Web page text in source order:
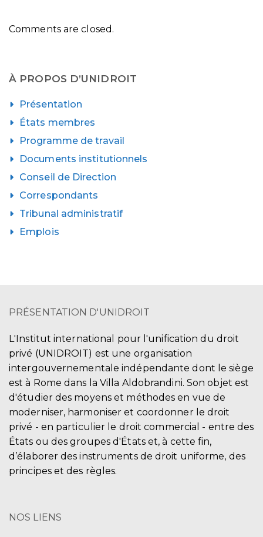
Comments are closed.
À PROPOS D’UNIDROIT
Présentation
États membres
Programme de travail
Documents institutionnels
Conseil de Direction
Correspondants
Tribunal administratif
Emplois
PRÉSENTATION D'UNIDROIT
L'Institut international pour l'unification du droit
privé (UNIDROIT) est une organisation
intergouvernementale indépendante dont le siège
est à Rome dans la Villa Aldobrandini. Son objet est
d'étudier des moyens et méthodes en vue de
moderniser, harmoniser et coordonner le droit
privé - en particulier le droit commercial - entre des
États ou des groupes d'États et, à cette fin,
d’élaborer des instruments de droit uniforme, des
principes et des règles.
NOS LIENS